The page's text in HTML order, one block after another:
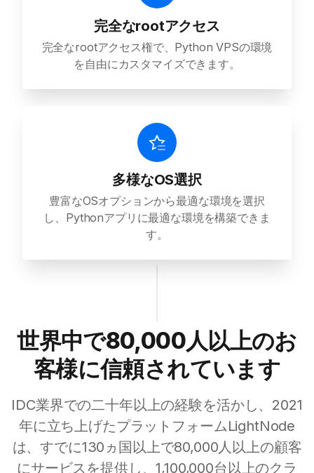
完全なrootアクセス
完全なrootアクセス権で、Python VPSの環境
を自由にカスタマイズできます。
多様なOS選択
豊富なOSオプションから最適な環境を選択
し、Pythonアプリに最適な環境を構築できま
す。
世界中で80,000人以上のお
客様に信頼されています
IDC業界での二十年以上の経験を活かし、2021
年に立ち上げたプラットフォームLightNode
は、すでに130ヵ国以上で80,000人以上の顧客
にサービスを提供し、1,100,000台以上のクラ